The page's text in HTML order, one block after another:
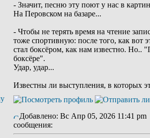
- Значит, песню эту поют у нас в
На Перовском на базаре...
- Чтобы не терять время на чтение
тоже спортивную: после того, как вот
стал боксëром, как нам известно. Но..
боксëре".
Удар, удар...
Известны ли выступления, в которых
Добавлено: Вс Апр 05, 2026 11:41 pm
сообщения: